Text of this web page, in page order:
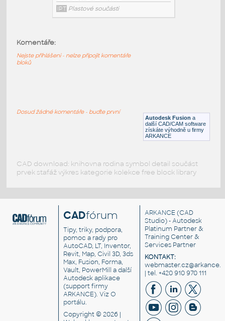
IPT Plastové součásti
IPT Plastové součásti
Autodesk Fusion a
další CAD/CAM software
získáte výhodně u firmy
ARKANCE
Komentáře:
Nejste přihlášeni - nelze připojit komentáře
bloků
Dosud žádné komentáře - buďte první
CAD download: knihovna rodina symbol detail součást
prvek stafáž výkres kategorie kolekce free block library
CADfórum
Tipy, triky, podpora,
pomoc a rady pro
AutoCAD, LT, Inventor,
Revit, Map, Civil 3D, 3ds
Max, Fusion, Forma,
Vault, PowerMill a další
Autodesk aplikace
(support firmy
ARKANCE). VizO
portálu.
Copyright © 2026 |
ARKANCE (CAD
Studio) - Autodesk
Platinum Partner &
Training Center &
Services Partner
KONTAKT:
| tel. +420 910 970 111